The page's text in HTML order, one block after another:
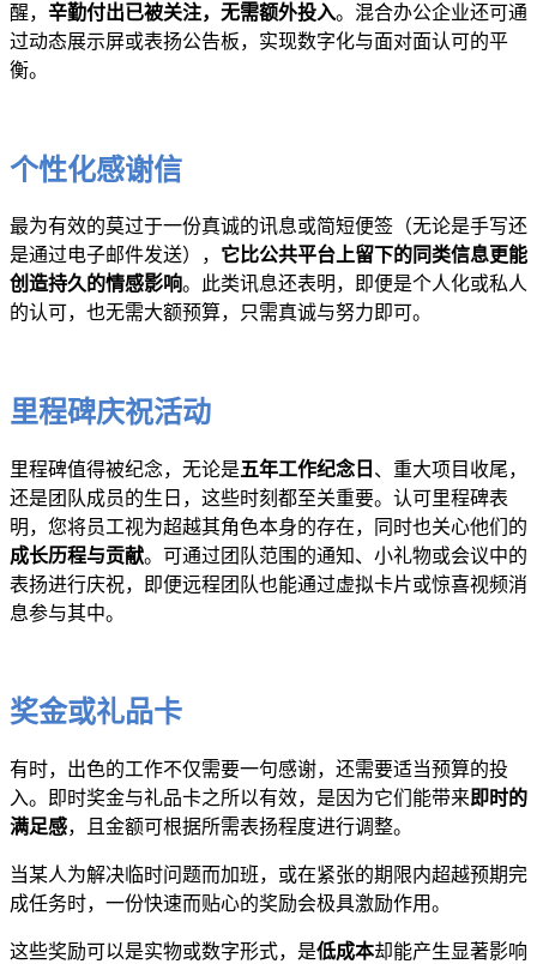
醒， 辛勤付出已被关注，无需额外投入。混合办公企业还可通
过动态展示屏或表扬公告板，实现数字化与面对面认可的平
衡。
个性化感谢信
最为有效的莫过于一份真诚的讯息或简短便签（无论是手写还
是通过电子邮件发送）， 它比公共平台上留下的同类信息更能
创造持久的情感影响。此类讯息还表明，即便是个人化或私人
的认可，也无需大额预算，只需真诚与努力即可。
里程碑庆祝活动
里程碑值得被纪念，无论是五年工作纪念日 、重大项目收尾，
还是团队成员的生日，这些时刻都至关重要。认可里程碑表
明，您将员工视为超越其角色本身的存在，同时也关心他们的
成长历程与贡献。可通过团队范围的通知、小礼物或会议中的
表扬进行庆祝，即便远程团队也能通过虚拟卡片或惊喜视频消
息参与其中。
奖金或礼品卡
有时，出色的工作不仅需要一句感谢，还需要适当预算的投
入。即时奖金与礼品卡之所以有效，是因为它们能带来即时的
满足感，且金额可根据所需表扬程度进行调整。
当某人为解决临时问题而加班，或在紧张的期限内超越预期完
成任务时，一份快速而贴心的奖励会极具激励作用。
这些奖励可以是实物或数字形式，是低成本却能产生显著影响